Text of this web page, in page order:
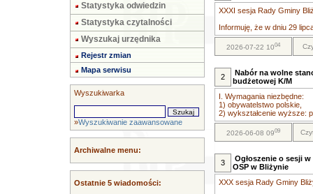
Statystyka odwiedzin
Statystyka czytalności
Wyszukaj urzędnika
Rejestr zmian
Mapa serwisu
Wyszukiwarka
»Wyszukiwanie zaawansowane
Archiwalne menu:
Ostatnie 5 wiadomości:
XXXI sesja Rady Gminy
Informuję, że w dniu 29
2026-07-22 1004
2
Nabór na wolne
budżetowej K/M
I. Wymagania niezbędne:
1) obywatelstwo polskie,
2) wykształcenie wyższe:
2026-06-08 0909
3
Ogłoszenie o sesji
OSP w Bliżynie
XXX sesja Rady Gminy